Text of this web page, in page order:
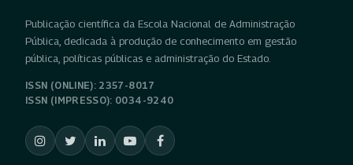
Publicação científica da Escola Nacional de Administração
Pública, dedicada à produção de conhecimento em gestão
pública, políticas públicas e administração do Estado.
ISSN (ONLINE): 2357-8017
ISSN (IMPRESSO): 0034-9240